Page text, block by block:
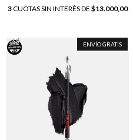
3CUOTAS SIN INTERÉS DE $13.000,00
ENVÍO GRATIS